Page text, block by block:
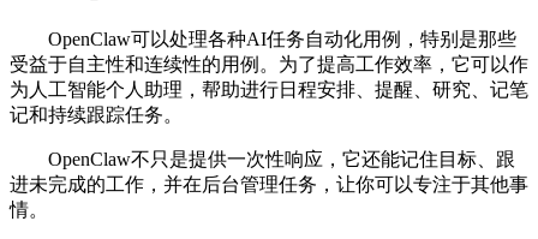
OpenClaw可以处理各种AI任务自动化用例，特别是那些
受益于自主性和连续性的用例。为了提高工作效率，它可以作
为人工智能个人助理，帮助进行日程安排、提醒、研究、记笔
记和持续跟踪任务。
OpenClaw不只是提供一次性响应，它还能记住目标、跟
进未完成的工作，并在后台管理任务，让你可以专注于其他事
情。